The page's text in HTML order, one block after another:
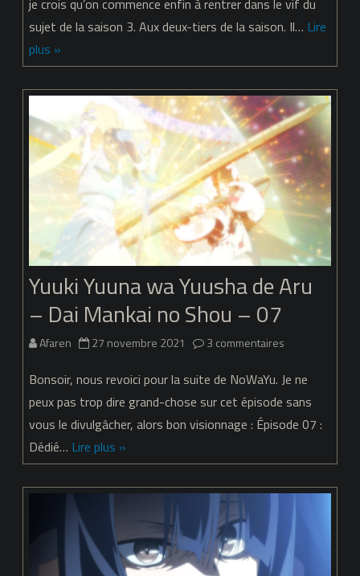
wa
Aru
–
Dai
Mankai
no
Shou
–
08
je crois qu’on commence enfin à rentrer dans le vif du
sujet de la saison 3. Aux deux-tiers de la saison. Il… Lire
plus »
Yuuki Yuuna wa Yuusha de Aru
– Dai Mankai no Shou – 07
Afaren 27 novembre 2021 3 commentaires
Yuuna
wa
–
Dai
Bonsoir, nous revoici pour la suite de NoWaYu. Je ne
peux pas trop dire grand-chose sur cet épisode sans
vous le divulgâcher, alors bon visionnage : Épisode 07 :
Dédié… Lire plus »